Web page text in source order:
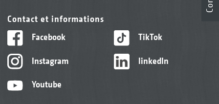
Contact et informations
Facebook
Instagram
Youtube
TikTok
linkedIn